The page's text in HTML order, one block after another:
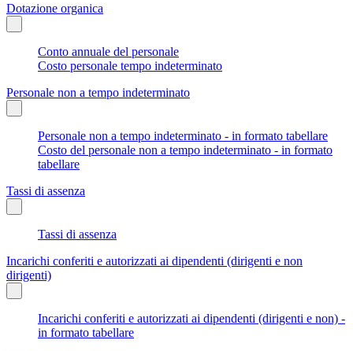
Dotazione organica
Conto annuale del personale
Costo personale tempo indeterminato
Personale non a tempo indeterminato
Personale non a tempo indeterminato - in formato tabellare
Costo del personale non a tempo indeterminato - in formato
tabellare
Tassi di assenza
Tassi di assenza
Incarichi conferiti e autorizzati ai dipendenti (dirigenti e non
dirigenti)
Incarichi conferiti e autorizzati ai dipendenti (dirigenti e non) -
in formato tabellare